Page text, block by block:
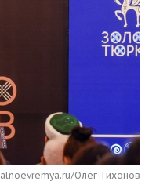
Олег Тихонов